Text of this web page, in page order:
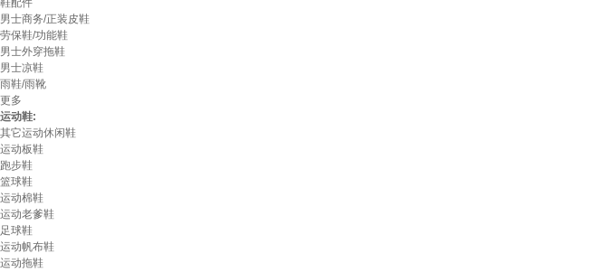
鞋配件
男士商务/正装皮鞋
劳保鞋/功能鞋
男士外穿拖鞋
男士凉鞋
雨鞋/雨靴
更多
运动鞋:
其它运动休闲鞋
运动板鞋
跑步鞋
篮球鞋
运动棉鞋
运动老爹鞋
足球鞋
运动帆布鞋
运动拖鞋